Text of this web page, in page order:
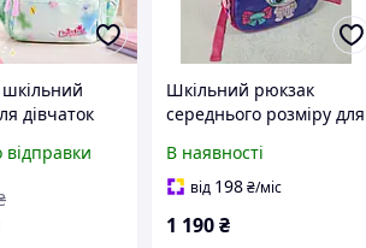
дівчаток
см)
та
відправки
Шкільний рюкзак
середнього розміру для
дівчаток
В наявності
від 198₴/міс
1 190₴